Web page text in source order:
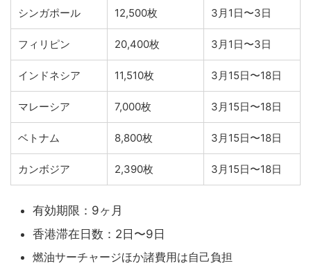
シンガポール 12,500枚 3月1日〜3日
フィリピン 20,400枚 3月1日〜3日
インドネシア 11,510枚 3月15日〜18日
マレーシア 7,000枚 3月15日〜18日
ベトナム 8,800枚 3月15日〜18日
カンボジア 2,390枚 3月15日〜18日
有効期限：9ヶ月
香港滞在日数：2日〜9日
燃油サーチャージほか諸費用は自己負担